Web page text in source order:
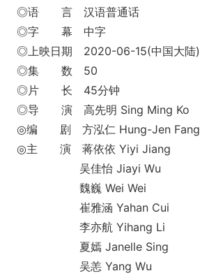
◎语 言 汉语普通话
◎字 幕 中字
◎上映日期 2020-06-15(中国大陆)
◎集 数 50
◎片 长 45分钟
◎导 演 高先明 Sing Ming Ko
◎编 剧 方泓仁 Hung-Jen Fang
◎主 演 蒋依依 Yiyi Jiang
吴佳怡 Jiayi Wu
魏巍 Wei Wei
崔雅涵 Yahan Cui
李亦航 Yihang Li
夏嫣 Janelle Sing
吴恙 Yang Wu